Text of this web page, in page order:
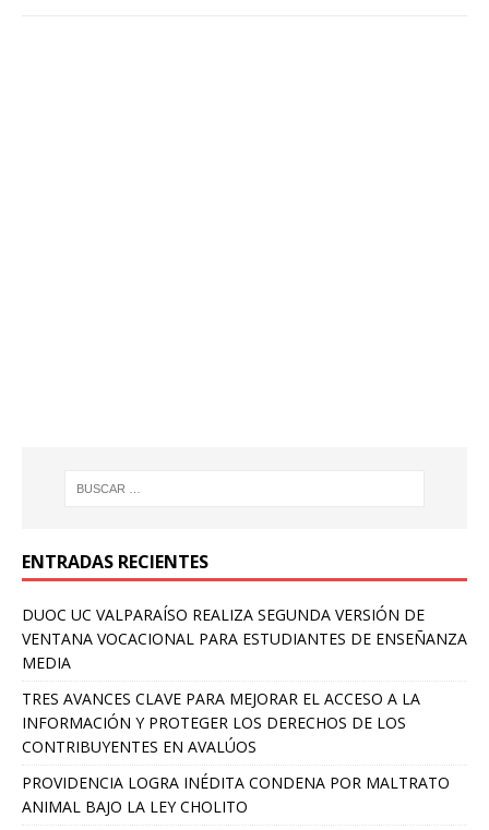
ENTRADAS RECIENTES
DUOC UC VALPARAÍSO REALIZA SEGUNDA VERSIÓN DE
VENTANA VOCACIONAL PARA ESTUDIANTES DE ENSEÑANZA
MEDIA
TRES AVANCES CLAVE PARA MEJORAR EL ACCESO A LA
INFORMACIÓN Y PROTEGER LOS DERECHOS DE LOS
CONTRIBUYENTES EN AVALÚOS
PROVIDENCIA LOGRA INÉDITA CONDENA POR MALTRATO
ANIMAL BAJO LA LEY CHOLITO